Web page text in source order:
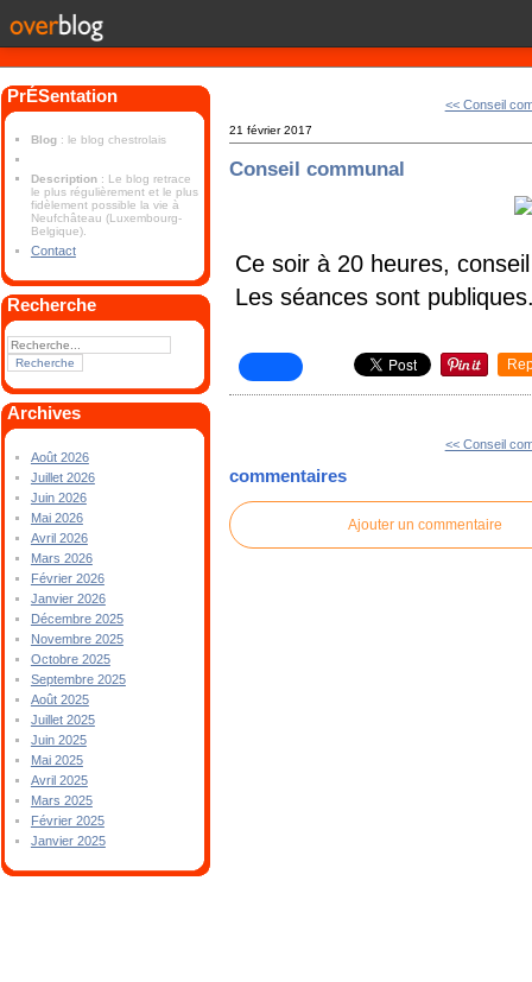
PrÉSentation
Blog : le blog chestrolais
Description : Le blog retrace
le plus régulièrement et le plus
fidèlement possible la vie à
Neufchâteau (Luxembourg-
Belgique).
Contact
Recherche
Archives
Août 2026
Juillet 2026
Juin 2026
Mai 2026
Avril 2026
Mars 2026
Février 2026
Janvier 2026
Décembre 2025
Novembre 2025
Octobre 2025
Septembre 2025
Août 2025
Juillet 2025
Juin 2025
Mai 2025
Avril 2025
Mars 2025
Février 2025
Janvier 2025
<< Conseil
21 février 2017
Conseil communal
Ce soir à 20 heures,
Les séances sont
<< Conseil
commentaires
Ajouter un commentaire